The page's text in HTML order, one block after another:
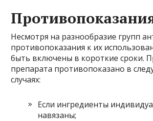
Несмотря на разнообразие групп
противопоказания к их
быть включены в короткие сроки.
препарата противопоказано в
случаях:
Если ингредиенты
навязаны;